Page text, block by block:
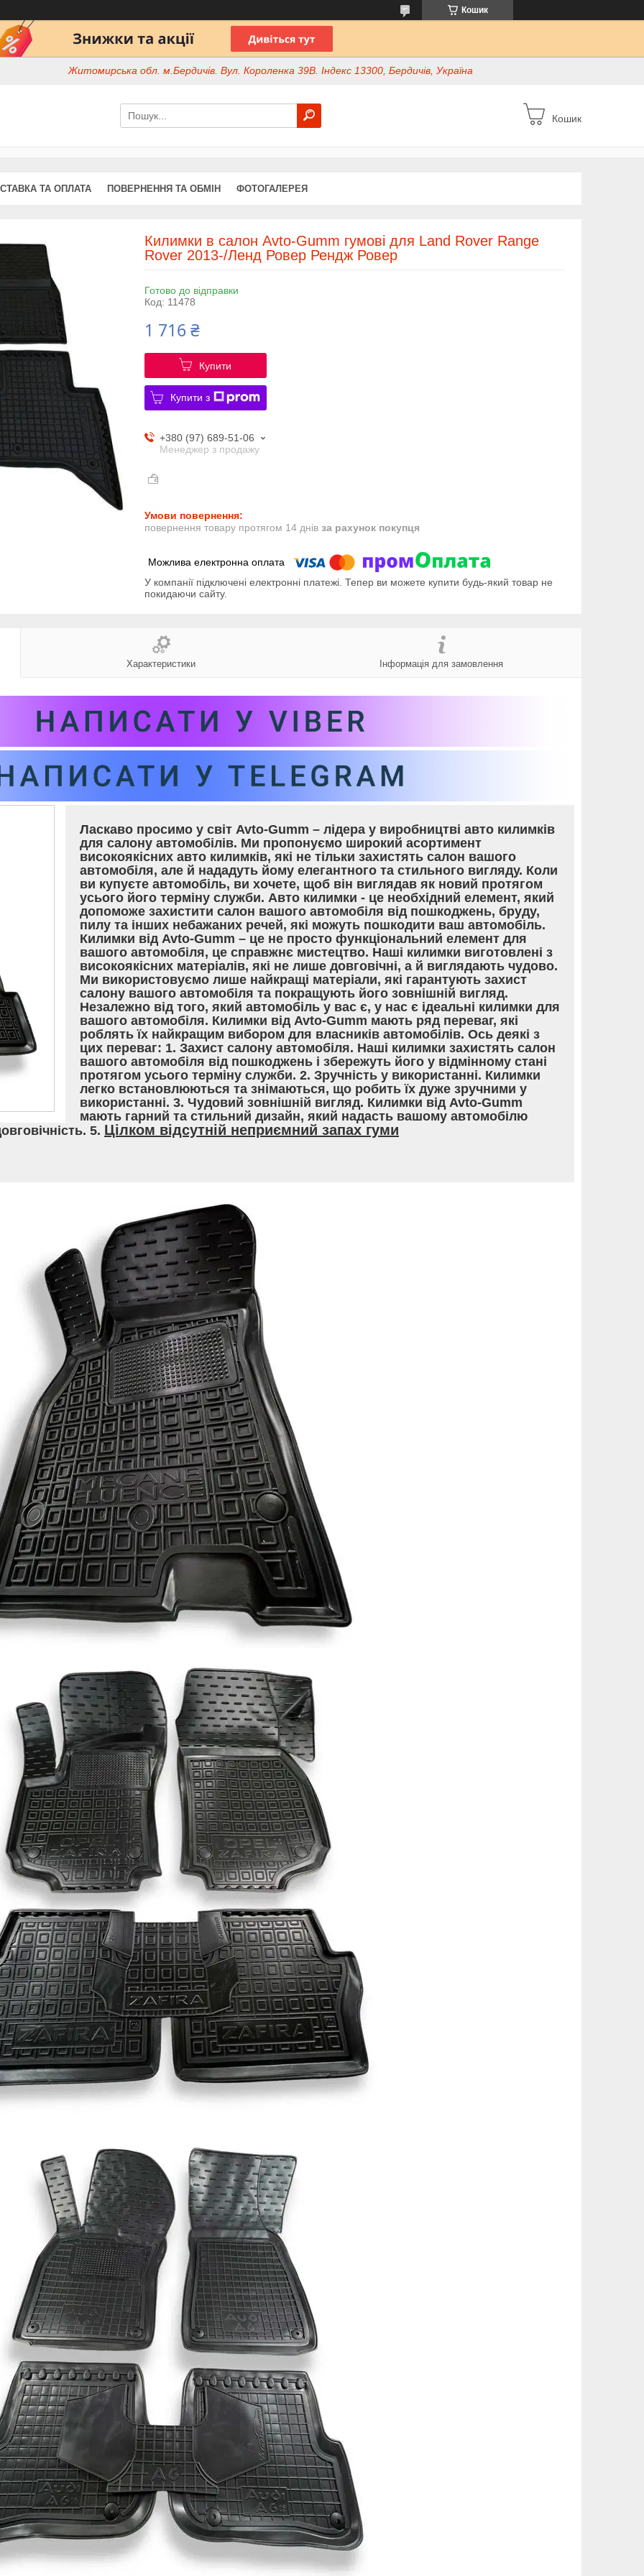
Кошик
Житомирська обл. м.Бердичів. Вул. Короленка 39В. Індекс 13300, Бердичів, Україна
Кошик
ТА ОПЛАТА ПОВЕРНЕННЯ ТА ОБМІН ФОТОГАЛЕРЕЯ
Килимки в салон Avto-Gumm гумові для Land Rover Range
Rover 2013-/Ленд Ровер Рендж Ровер
Готово до відправки
Код: 11478
1 716 ₴
Купити
Купити з
+380 (97) 689-51-06
Менеджер з продажу
повернення товару протягом 14 днів за рахунок покупця
У компанії підключені електронні платежі. Тепер ви можете купити будь-який товар не
покидаючи сайту.
Характеристики Інформація для замовлення
Ласкаво просимо у світ Avto-Gumm – лідера у виробництві авто килимків
для салону автомобілів. Ми пропонуємо широкий асортимент
високоякісних авто килимків, які не тільки захистять салон вашого
автомобіля, але й нададуть йому елегантного та стильного вигляду. Коли
ви купуєте автомобіль, ви хочете, щоб він виглядав як новий протягом
усього його терміну служби. Авто килимки - це необхідний елемент, який
допоможе захистити салон вашого автомобіля від пошкоджень, бруду,
пилу та інших небажаних речей, які можуть пошкодити ваш автомобіль.
Килимки від Avto-Gumm – це не просто функціональний елемент для
вашого автомобіля, це справжнє мистецтво. Наші килимки виготовлені з
високоякісних матеріалів, які не лише довговічні, а й виглядають чудово.
Ми використовуємо лише найкращі матеріали, які гарантують захист
салону вашого автомобіля та покращують його зовнішній вигляд.
Незалежно від того, який автомобіль у вас є, у нас є ідеальні килимки для
вашого автомобіля. Килимки від Avto-Gumm мають ряд переваг, які
роблять їх найкращим вибором для власників автомобілів. Ось деякі з
цих переваг: 1. Захист салону автомобіля. Наші килимки захистять салон
вашого автомобіля від пошкоджень і збережуть його у відмінному стані
протягом усього терміну служби. 2. Зручність у використанні. Килимки
легко встановлюються та знімаються, що робить їх дуже зручними у
використанні. 3. Чудовий зовнішній вигляд. Килимки від Avto-Gumm
мають гарний та стильний дизайн, який надасть вашому автомобілю
5. Цілком відсутній неприємний запах гуми